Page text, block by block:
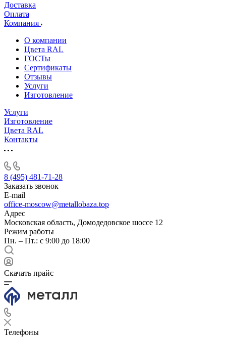
Доставка
Оплата
Компания
О компании
Цвета RAL
ГОСТы
Сертификаты
Отзывы
Услуги
Изготовление
Услуги
Изготовление
Цвета RAL
Контакты
8 (495) 481-71-28
Заказать звонок
E-mail
office-moscow@metallobaza.top
Адрес
Московская область, Домодедовское шоссе 12
Режим работы
Пн. – Пт.: с 9:00 до 18:00
Скачать прайс
Телефоны